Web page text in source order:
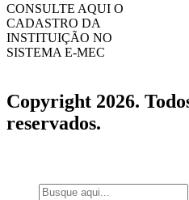
CONSULTE AQUI O
CADASTRO DA
INSTITUIÇÃO NO
SISTEMA E-MEC
Copyright 2026.
reservados.